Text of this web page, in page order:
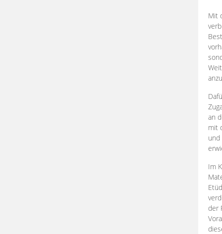
Mit
an
mit
und
Im
der